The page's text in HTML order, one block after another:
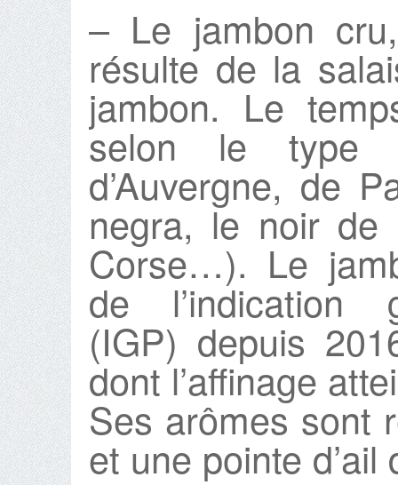
– Le jambon
résulte de la
jambon. Le
selon le type
d’Auvergne, de
negra, le noir de
Corse…). Le
de l’indication
(IGP) depuis
dont l’affinage
Ses arômes sont
et une pointe